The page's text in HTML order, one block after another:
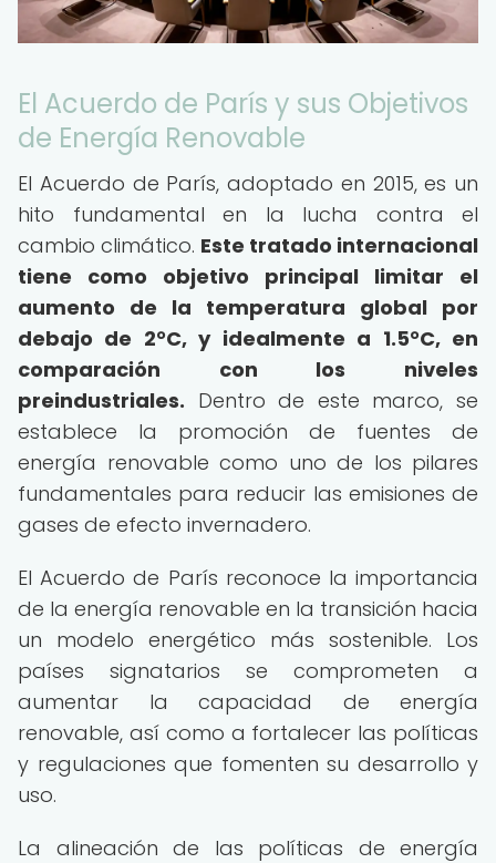
El Acuerdo de París y sus Objetivos
de Energía Renovable
El Acuerdo de París, adoptado en 2015, es un
hito fundamental en la lucha contra el
cambio climático. Este tratado internacional
tiene como objetivo principal limitar el
aumento de la temperatura global por
debajo de 2°C, y idealmente a 1.5°C, en
comparación con los niveles
preindustriales. Dentro de este marco, se
establece la promoción de fuentes de
energía renovable como uno de los pilares
fundamentales para reducir las emisiones de
gases de efecto invernadero.
El Acuerdo de París reconoce la importancia
de la energía renovable en la transición hacia
un modelo energético más sostenible. Los
países signatarios se comprometen a
aumentar la capacidad de energía
renovable, así como a fortalecer las políticas
y regulaciones que fomenten su desarrollo y
uso.
La alineación de las políticas de energía